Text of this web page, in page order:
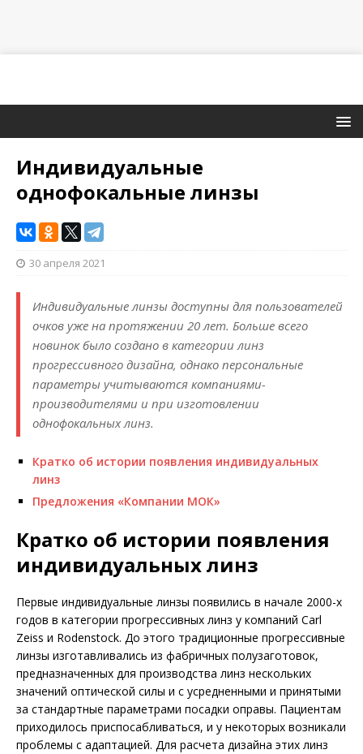
Индивидуальные
однофокальные линзы
30 апреля 2021
Индивидуальные линзы доступны для пользователей
очков уже на протяжении 20 лет. Больше всего
новинок было создано в категории линз
прогрессивного дизайна, однако персональные
параметры учитываются компаниями-
производителями и при изготовлении
однофокальных линз.
Кратко об истории появления индивидуальных
линз
Предложения «Компании МОК»
Кратко об истории появления
индивидуальных линз
Первые индивидуальные линзы появились в начале 2000-х
годов в категории прогрессивных линз у компаний Carl
Zeiss и Rodenstock. До этого традиционные прогрессивные
линзы изготавливались из фабричных полузаготовок,
предназначенных для производства линз нескольких
значений оптической силы и с усредненными и принятыми
за стандартные парамет­рами посадки оправы. Пациентам
приходилось приспосабливаться, и у некоторых возникали
проблемы с адаптацией. Для расчета дизайна этих линз